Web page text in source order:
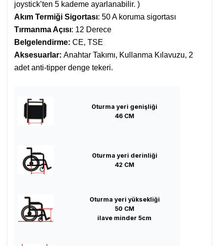
joystick’ten 5 kademe ayarlanabilir. )
Akım Termiği Sigortası: 50 A koruma sigortası
Tırmanma Açısı: 12 Derece
Belgelendirme: CE, TSE
Aksesuarlar: Anahtar Takımı, Kullanma Kılavuzu, 2
adet anti-tipper denge tekeri.
Oturma yeri genişliği
46 CM
Oturma yeri derinliği
42 CM
Oturma yeri yüksekliği
50 CM
ilave minder 5cm